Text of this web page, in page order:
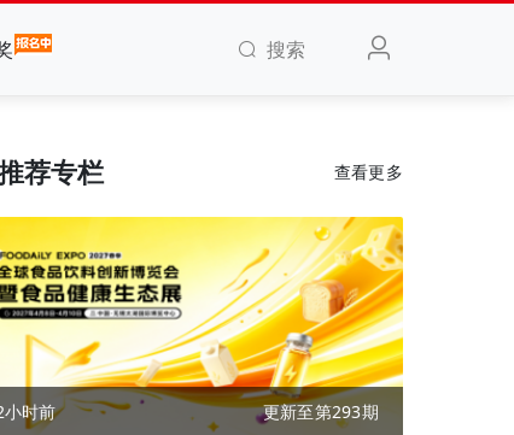
搜索
荐专栏 查看更多
小时前 更新至第293期